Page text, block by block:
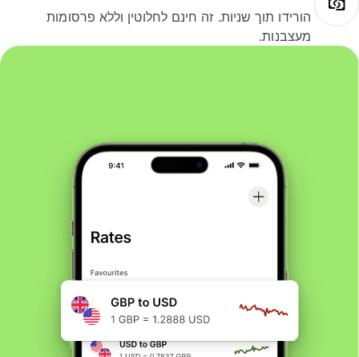
הורידו תוך שניות. זה חינם לחלוטין וללא פרסומות
מעצבנות.